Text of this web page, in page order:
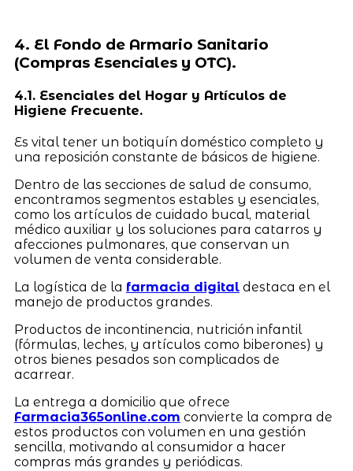
4. El Fondo de Armario Sanitario
(Compras Esenciales y OTC).
4.1. Esenciales del Hogar y Artículos de
Higiene Frecuente.
Es vital tener un botiquín doméstico completo y
una reposición constante de básicos de higiene.
Dentro de las secciones de salud de consumo,
encontramos segmentos estables y esenciales,
como los artículos de cuidado bucal, material
médico auxiliar y los soluciones para catarros y
afecciones pulmonares, que conservan un
volumen de venta considerable.
La logística de la farmacia digitaldestaca en el
manejo de productos grandes.
Productos de incontinencia, nutrición infantil
(fórmulas, leches, y artículos como biberones) y
otros bienes pesados son complicados de
acarrear.
La entrega a domicilio que ofrece
Farmacia365online.com convierte la compra de
estos productos con volumen en una gestión
sencilla, motivando al consumidor a hacer
compras más grandes y periódicas.